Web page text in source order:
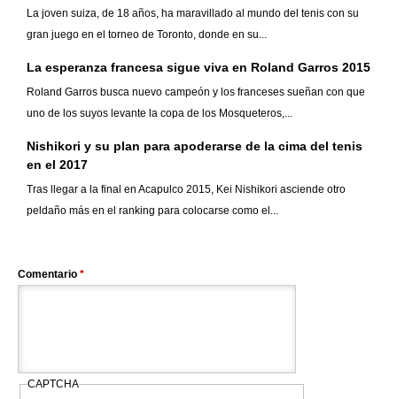
La joven suiza, de 18 años, ha maravillado al mundo del tenis con su
gran juego en el torneo de Toronto, donde en su...
La esperanza francesa sigue viva en Roland Garros 2015
Roland Garros busca nuevo campeón y los franceses sueñan con que
uno de los suyos levante la copa de los Mosqueteros,...
Nishikori y su plan para apoderarse de la cima del tenis
en el 2017
Tras llegar a la final en Acapulco 2015, Kei Nishikori asciende otro
peldaño más en el ranking para colocarse como el...
Comentario *
CAPTCHA